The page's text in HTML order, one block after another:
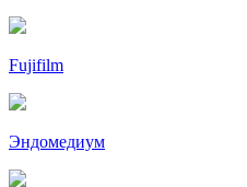
Fujifilm
Эндомедиум